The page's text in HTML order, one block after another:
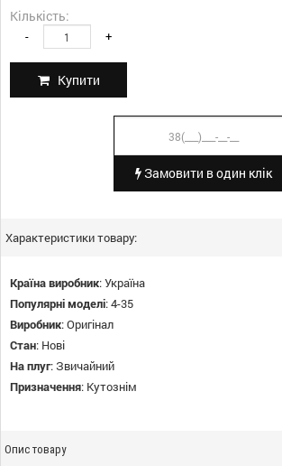
Кількість:
- +
Купити
Замовити в один клік
Характеристики товару:
Країна виробник:Україна
Популярні моделі:4-35
Виробник:Оригінал
Стан: Нові
На плуг:Звичайний
Призначення: Кутознім
Опис товару